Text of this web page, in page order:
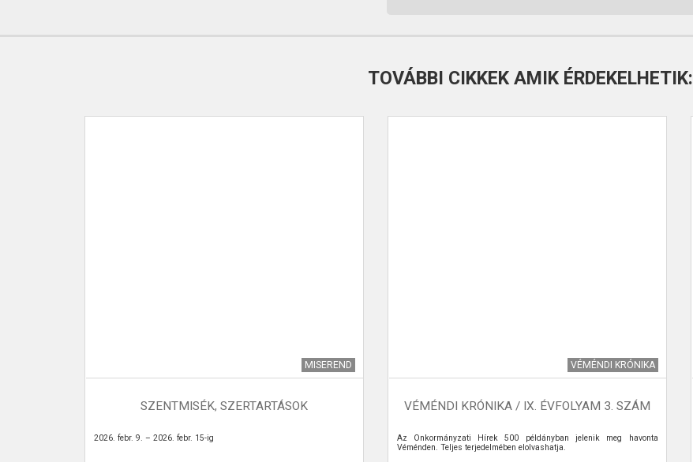
TOVÁBBI CIKKEK AMIK ÉRDEKELHETIK:
MISEREND
SZENTMISÉK, SZERTARTÁSOK
2026. febr. 9. – 2026. febr. 15-ig
VÉMÉNDI KRÓNIKA
VÉMÉNDI KRÓNIKA / IX. ÉVFOLYAM 3. SZÁM
Az Önkormányzati Hírek 500 példányban jelenik meg havonta
Véménden. Teljes terjedelmében elolvashatja.